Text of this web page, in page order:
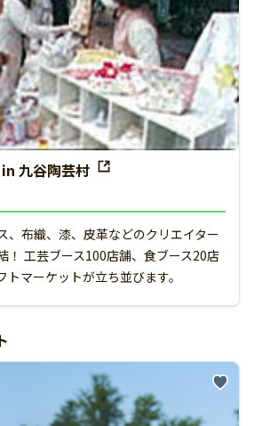
九谷陶芸村
、布織、漆、皮革などのクリエイター
！ 工芸ブース100店舗、食ブース20店
マーケットが立ち並びます。